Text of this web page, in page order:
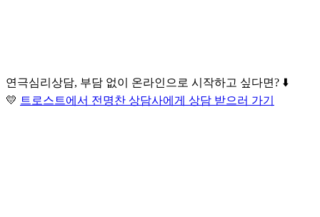
연극심리상담, 부담 없이 온라인으로 시작하고 싶다면? ⬇️
💛 트로스트에서 전명찬 상담사에게 상담 받으러 가기